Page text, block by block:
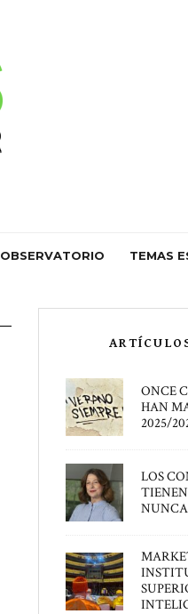
OBSERVATORIO TEMAS
ONCE
HAN
2025/
LOS
NUNCA